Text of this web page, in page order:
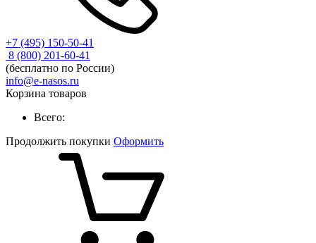
+7 (495) 150-50-41
8 (800) 201-60-41
(бесплатно по России)
info@e-nasos.ru
Корзина товаров
Всего:
Продолжить покупки Оформить